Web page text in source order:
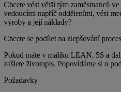
Chcete vést větší tým zaměstnanců
vedoucími napříč odděleními, vést
výroby a její náklady?
Chcete se podílet na zlepšování
Pokud máte v malíku LEAN, 5S a
zašlete životopis. Popovídáme si o
Požadavky